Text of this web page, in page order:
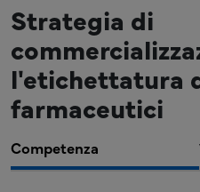
Strategia di
l'etichettatura
farmaceutici
Competenza